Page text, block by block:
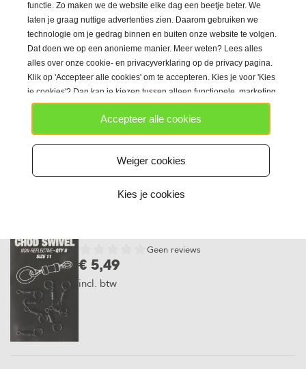
QC Stiff Link Sleeve Protect Swivel Pole
Position
Geen reviews
€ 6,99
incl. btw
QC Chod Swivel Pole Position
€ 5,99
Chod Swivels Korda
Geen reviews
€ 5,49
incl. btw
functie. Zo maken we de website elke dag een beetje beter. We
laten je graag nuttige advertenties zien. Daarom gebruiken we
technologie om je gedrag binnen en buiten onze website te volgen.
Dat doen we op een anonieme manier. Meer weten? Lees alles
alles over onze cookie- en privacyverklaring op de privacy pagina.
Klik op 'Accepteer alle cookies' om te accepteren. Kies je voor 'Kies
je cookies'? Dan kan je kiezen tussen alleen functionele, marketing
en/of analytische cookies en gebruiken we technieken die daarop
Accepteer alle cookies
Kies je cookies
Weiger cookies